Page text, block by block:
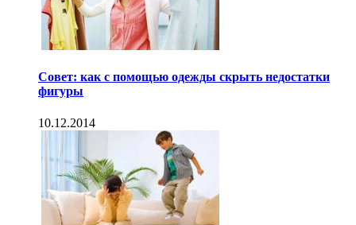
Совет: как с помощью одежды скрыть недостатки
фигуры
10.12.2014